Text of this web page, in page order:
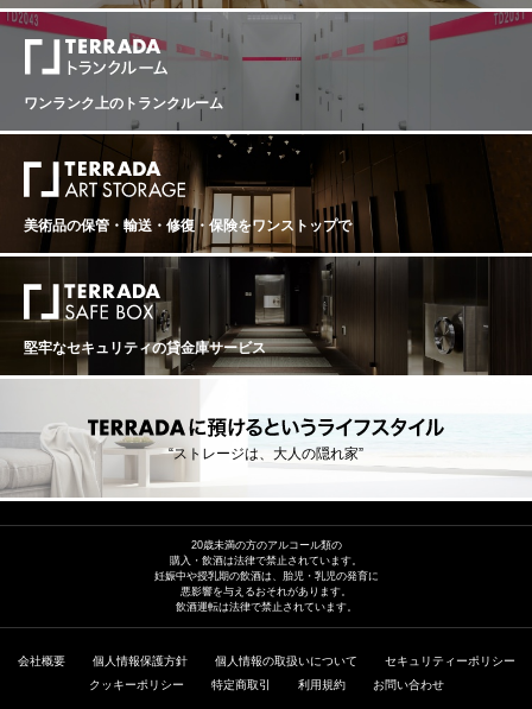
ワンランク上のトランクルーム
美術品の保管・輸送・修復・保険をワンストップで
堅牢なセキュリティの貸金庫サービス
“ストレージは、大人の隠れ家”
20歳未満の方のアルコール類の
購入・飲酒は法律で禁止されています。
妊娠中や授乳期の飲酒は、胎児・乳児の発育に
悪影響を与えるおそれがあります。
飲酒運転は法律で禁止されています。
会社概要 個人情報保護方針 個人情報の取扱いについて
セキュリティーポリシー
クッキーポリシー
特定商取引 利用規約 お問い合わせ